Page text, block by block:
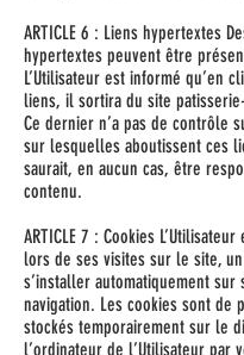
ARTICLE 6 : Liens hypertextes
hypertextes peuvent être
L’Utilisateur est informé qu’en
liens, il sortira du site
Ce dernier n’a pas de contrôle
sur lesquelles aboutissent ces
saurait, en aucun cas, être
contenu.
ARTICLE 7 : Cookies
lors de ses visites sur le site,
s’installer automatiquement sur
navigation. Les cookies sont de
stockés temporairement sur le
l’ordinateur de l’Utilisateur par